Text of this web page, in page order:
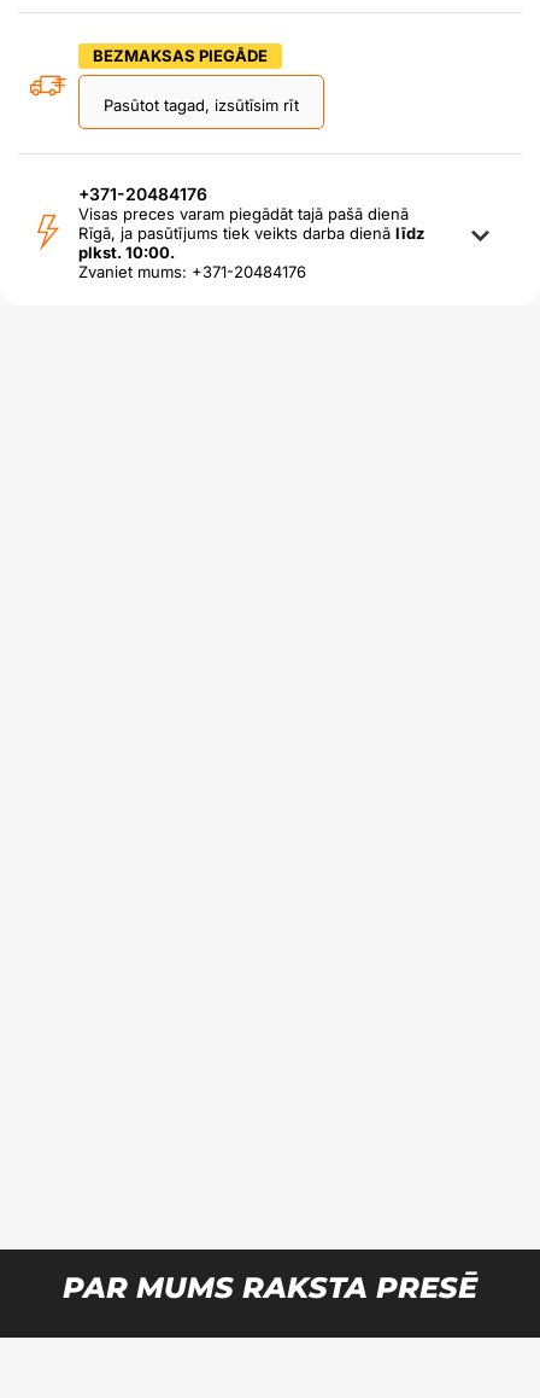
BEZMAKSAS PIEGĀDE
Pasūtot tagad, izsūtīsim rīt
+371-20484176
Visas preces varam piegādāt tajā pašā dienā
Rīgā, ja pasūtījums tiek veikts darba dienā līdz
plkst. 10:00.
Zvaniet mums: +371-20484176
PAR MUMS RAKSTA PRESĒ